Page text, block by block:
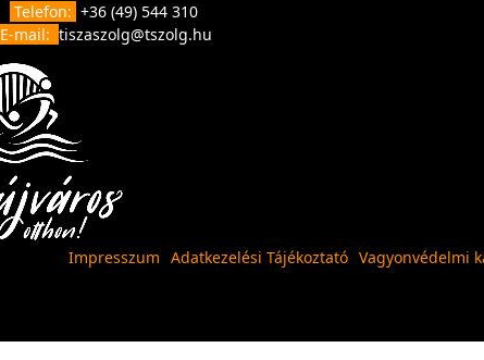
Telefon: +36 (49) 544 310
E-mail:tiszaszolg@tszolg.hu
Impresszum Adatkezelési Tájékoztató Vagyonvédelmi